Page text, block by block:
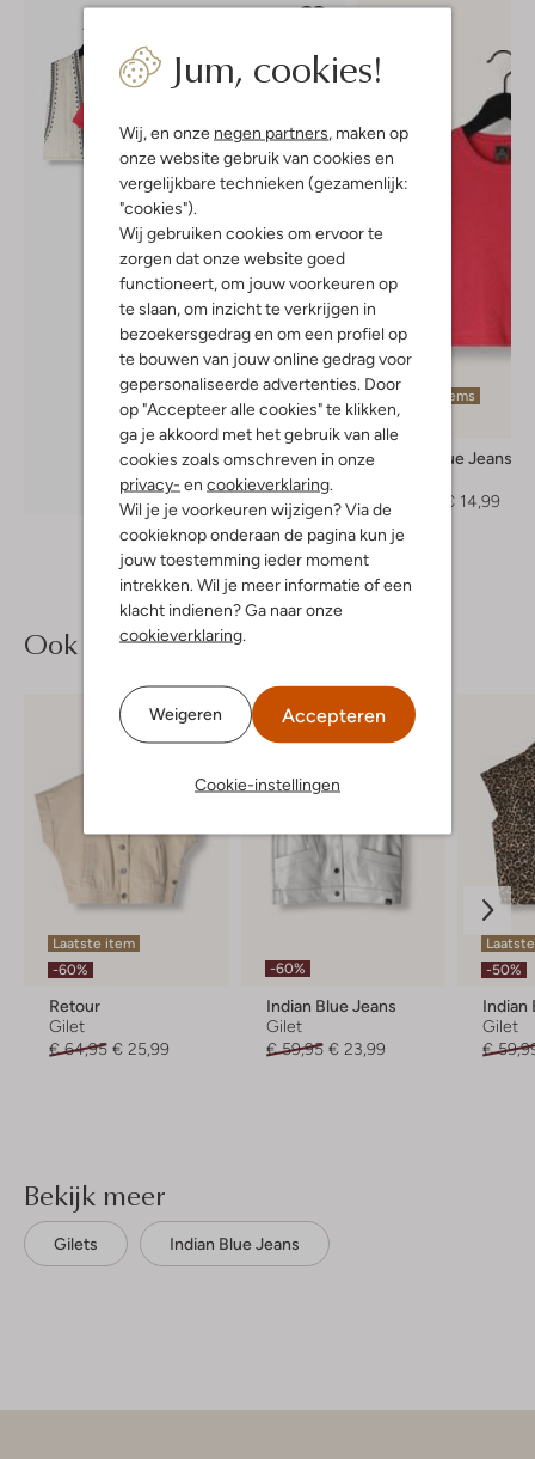
Jum, cookies!
Wij, en onze negen partners , maken op
onze website gebruik van cookies en
vergelijkbare technieken (gezamenlijk:
"cookies").
Wij gebruiken cookies om ervoor te
zorgen dat onze website goed
functioneert, om jouw voorkeuren op
te slaan, om inzicht te verkrijgen in
bezoekersgedrag en om een profiel op
te bouwen van jouw online gedrag voor
gepersonaliseerde advertenties. Door
op "Accepteer alle cookies" te klikken,
ga je akkoord met het gebruik van alle
cookies zoals omschreven in onze
privacy- en cookieverklaring
Wil je je voorkeuren wijzigen? Via de
cookieknop onderaan de pagina kun je
jouw toestemming ieder moment
intrekken. Wil je meer informatie of een
klacht indienen? Ga naar onze
cookieverklaring
Weigeren Accepteren
Cookie-instellingen
Ontdek de look
Laatste items
-50%
Indian Blue Jeans
€ 29,99
€ 14,99
Ook iets voor jou?
Laatste item
-60%
Retour
Gilet
€ 64,95 € 25,99
-60%
Indian Blue Jeans
Gilet
€ 59,95 € 23,99
-50%
Indian
Gilet
€
Bekijk meer
Gilets Indian Blue Jeans